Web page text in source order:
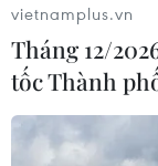
vietnamplus.vn
Tháng 12/
tốc Thành